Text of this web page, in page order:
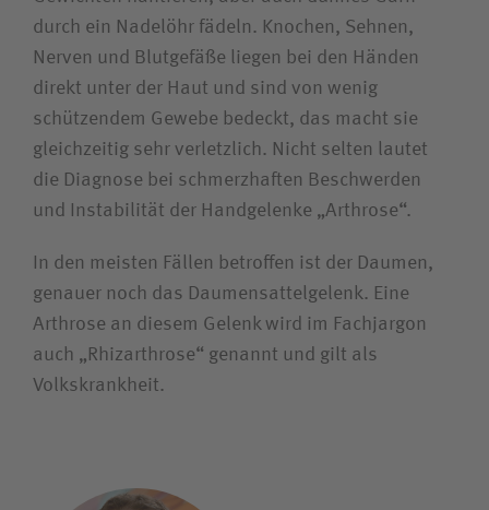
durch ein Nadelöhr fädeln. Knochen, Sehnen,
Nerven und Blutgefäße liegen bei den Händen
direkt unter der Haut und sind von wenig
schützendem Gewebe bedeckt, das macht sie
gleichzeitig sehr verletzlich. Nicht selten lautet
die Diagnose bei schmerzhaften Beschwerden
und Instabilität der Handgelenke „Arthrose“.
In den meisten Fällen betroffen ist der Daumen,
genauer noch das Daumensattelgelenk. Eine
Arthrose an diesem Gelenk wird im Fachjargon
auch „Rhizarthrose“ genannt und gilt als
Volkskrankheit.